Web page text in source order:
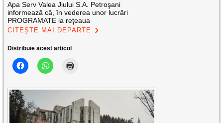
Apa Serv Valea Jiului S.A. Petroşani
informează că, în vederea unor lucrări
PROGRAMATE la reţeaua
CITEȘTE MAI DEPARTE
Distribuie acest articol